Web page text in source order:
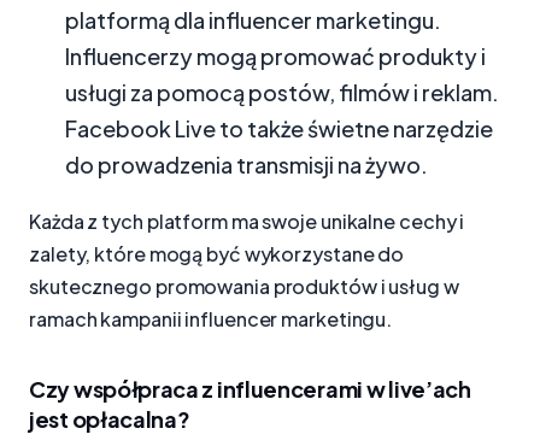
platformą dla influencer marketingu.
Influencerzy mogą promować produkty i
usługi za pomocą postów, filmów i reklam.
Facebook Live to także świetne narzędzie
do prowadzenia transmisji na żywo.
Każda z tych platform ma swoje unikalne cechy i
zalety, które mogą być wykorzystane do
skutecznego promowania produktów i usług w
ramach kampanii influencer marketingu.
Czy współpraca z influencerami w live’ach
jest opłacalna?